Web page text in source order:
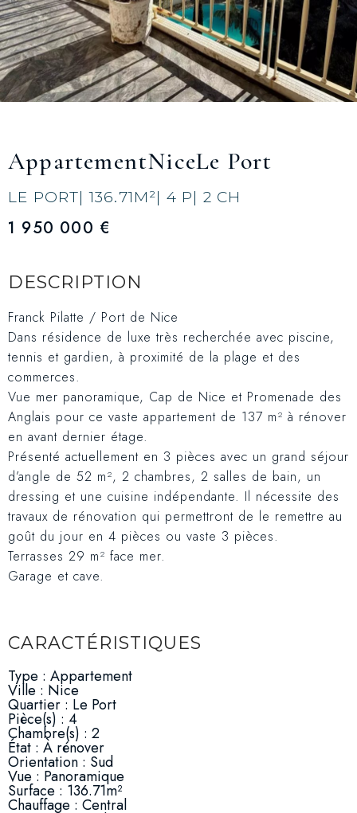
AppartementNiceLe Port
LE PORT| 136.71 M²| 4 P| 2 CH
1 950 000 €
DESCRIPTION
Franck Pilatte / Port de Nice
Dans résidence de luxe très recherchée avec piscine,
tennis et gardien, à proximité de la plage et des
commerces.
Vue mer panoramique, Cap de Nice et Promenade des
Anglais pour ce vaste appartement de 137 m² à rénover
en avant dernier étage.
Présenté actuellement en 3 pièces avec un grand séjour
d’angle de 52 m², 2 chambres, 2 salles de bain, un
dressing et une cuisine indépendante. Il nécessite des
travaux de rénovation qui permettront de le remettre au
goût du jour en 4 pièces ou vaste 3 pièces.
Terrasses 29 m² face mer.
Garage et cave.
CARACTÉRISTIQUES
Type : Appartement
Ville : Nice
Quartier : Le Port
Pièce(s) : 4
Chambre(s) : 2
État : À rénover
Orientation : Sud
Vue : Panoramique
Surface : 136.71m²
Chauffage : Central